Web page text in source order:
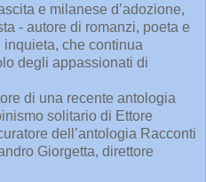
e milanese d’adozione,
- autore di romanzi, poeta e
che continua
degli appassionati di
di una recente antologia
solitario di Ettore
dell’antologia Racconti
Giorgetta, direttore